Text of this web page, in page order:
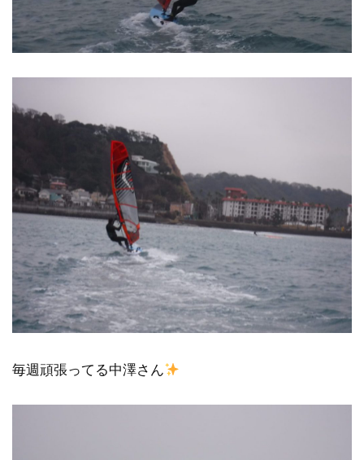
毎週頑張ってる中澤さん